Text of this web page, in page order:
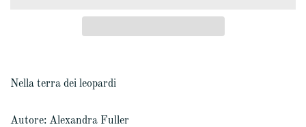
Nella terra dei leopardi
Autore: Alexandra Fuller